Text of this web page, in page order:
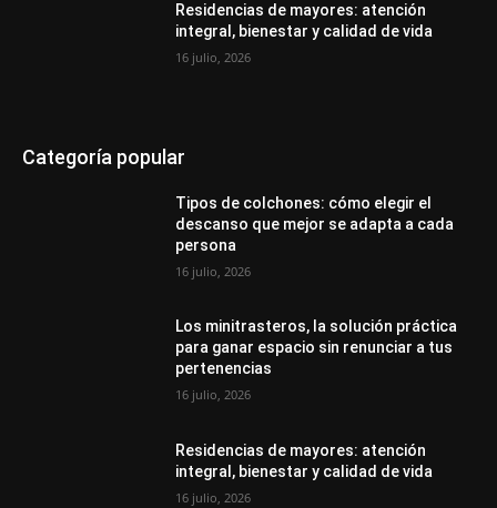
Residencias de mayores: atención
integral, bienestar y calidad de vida
16 julio, 2026
Categoría popular
Tipos de colchones: cómo elegir el
descanso que mejor se adapta a cada
persona
16 julio, 2026
Los minitrasteros, la solución práctica
para ganar espacio sin renunciar a tus
pertenencias
16 julio, 2026
Residencias de mayores: atención
integral, bienestar y calidad de vida
16 julio, 2026